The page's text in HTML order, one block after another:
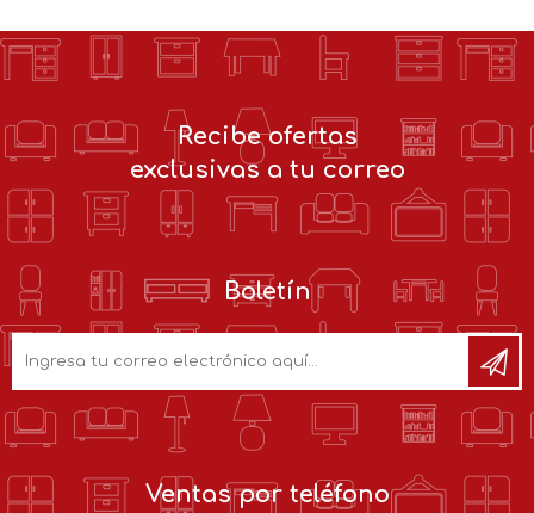
Recibe ofertas
exclusivas a tu correo
Boletín
Ventas por teléfono